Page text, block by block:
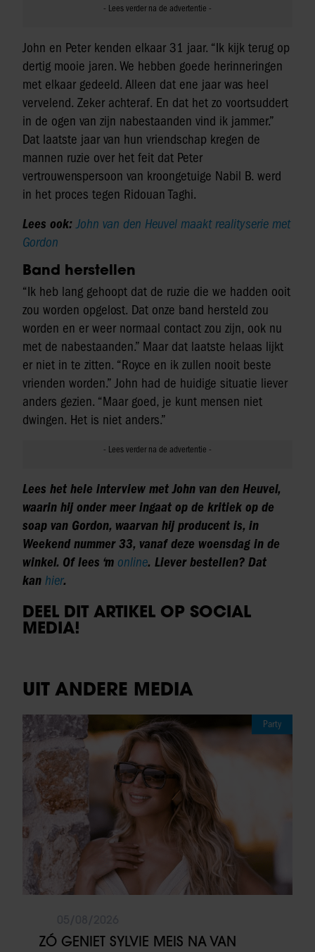
John en Peter kenden elkaar 31 jaar. “Ik kijk terug op
dertig mooie jaren. We hebben goede herinneringen
met elkaar gedeeld. Alleen dat ene jaar was heel
vervelend. Zeker achteraf. En dat het zo voortsuddert
in de ogen van zijn nabestaanden vind ik jammer.”
Dat laatste jaar van hun vriendschap kregen de
mannen ruzie over het feit dat Peter
vertrouwenspersoon van kroongetuige Nabil B. werd
in het proces tegen Ridouan Taghi.
Lees ook:John van den Heuvel maakt realityserie met
Gordon
Band herstellen
“Ik heb lang gehoopt dat de ruzie die we hadden ooit
zou worden opgelost. Dat onze band hersteld zou
worden en er weer normaal contact zou zijn, ook nu
met de nabestaanden.” Maar dat laatste helaas lijkt
er niet in te zitten. “Royce en ik zullen nooit beste
vrienden worden.” John had de huidige situatie liever
anders gezien. “Maar goed, je kunt mensen niet
dwingen. Het is niet anders.”
Lees het hele interview met John van den Heuvel,
waarin hij onder meer ingaat op de kritiek op de
soap van Gordon, waarvan hij producent is, in
Weekend nummer 33, vanaf deze woensdag in de
winkel. Of lees ‘m online. Liever bestellen? Dat
kan hier.
DEEL DIT ARTIKEL OP SOCIAL
MEDIA!
UIT ANDERE MEDIA
Party
ZÓ GENIET SYLVIE MEIS NA VAN